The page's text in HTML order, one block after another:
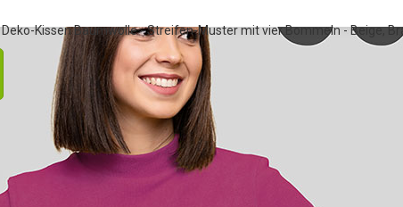
Deko-Kissen Baumwolle - Streifen-Muster mit vier Bommeln - Beige,